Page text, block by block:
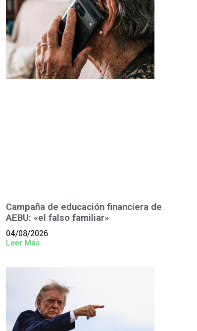
Campaña de educación financiera de
AEBU: «el falso familiar»
04/08/2026
Leer Más